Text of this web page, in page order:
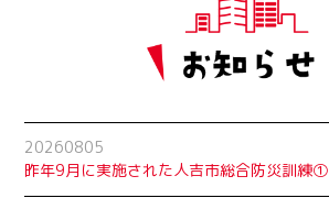
20260805
昨年9月に実施された人吉市総合防災訓練①